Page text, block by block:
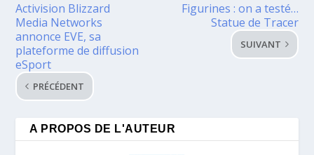
Activision Blizzard
Media Networks
annonce EVE, sa
plateforme de diffusion
eSport
PRÉCÉDENT
Figurines : on a testé…
Statue de Tracer
SUIVANT
A PROPOS DE L'AUTEUR